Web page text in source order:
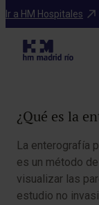
Ir a HM Hospitales
Diagnosticos
¿Qué es la
La enterografía
es un método
visualizar las
estudio no